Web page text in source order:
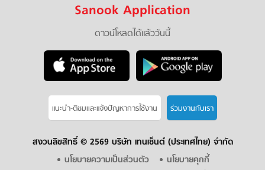
Sanook Application
ดาวน์โหลดได้แล้ววันนี้
แนะนำ-ติชมเเละแจ้งปัญหาการใช้งาน ร่วมงานกับเรา
สงวนลิขสิทธิ์ © 2569 บริษัท เทนเซ็นต์ (ประเทศไทย) จำกัด
นโยบายความเป็นส่วนตัว
นโยบายคุกกี้